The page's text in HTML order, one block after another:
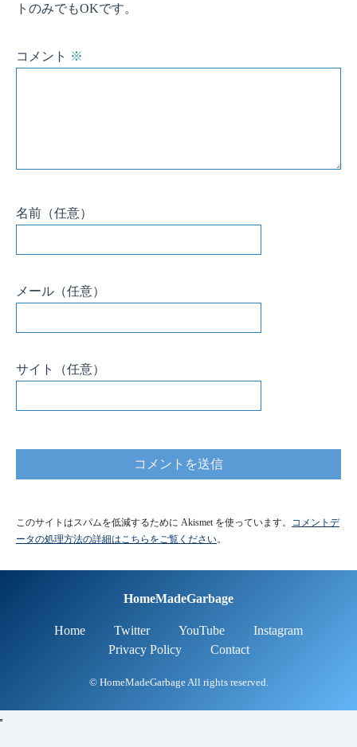
トのみでもOKです。
コメント ※
名前 （任意）
メール （任意）
サイト （任意）
このサイトはスパムを低減するために Akismet を使っています。
コメントデ
ータの処理方法の詳細はこちらをご覧ください。
HomeMadeGarbage
Home Twitter YouTube
Instagram
Privacy Policy
Contact
© HomeMadeGarbage All rights reserved.